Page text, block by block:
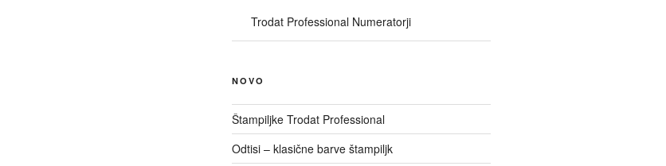
Trodat Professional Numeratorji
NOVO
Štampiljke Trodat Professional
Odtisi – klasične barve štampiljk